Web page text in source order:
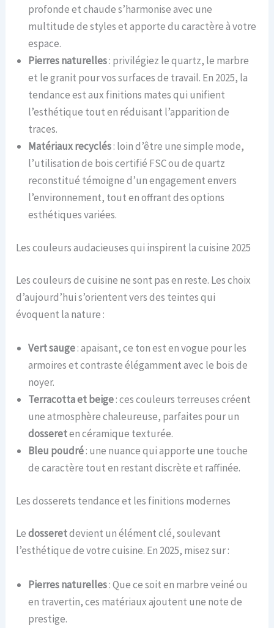
profonde et chaude s’harmonise avec une
multitude de styles et apporte du caractère à votre
espace.
Pierres naturelles: privilégiez le quartz, le marbre
et le granit pour vos surfaces de travail. En 2025, la
tendance est aux finitions mates qui unifient
l’esthétique tout en réduisant l’apparition de
traces.
Matériaux recyclés: loin d’être une simple mode,
l’utilisation de bois certifié FSC ou de quartz
reconstitué témoigne d’un engagement envers
l’environnement, tout en offrant des options
esthétiques variées.
Les couleurs audacieuses qui inspirent la cuisine 2025
Les couleurs de cuisine ne sont pas en reste. Les choix
d’aujourd’hui s’orientent vers des teintes qui
évoquent la nature :
Vert sauge: apaisant, ce ton est en vogue pour les
armoires et contraste élégamment avec le bois de
noyer.
Terracotta et beige: ces couleurs terreuses créent
une atmosphère chaleureuse, parfaites pour un
dossereten céramique texturée.
Bleu poudré: une nuance qui apporte une touche
de caractère tout en restant discrète et raffinée.
Les dosserets tendance et les finitions modernes
Ledosseretdevient un élément clé, soulevant
l’esthétique de votre cuisine. En 2025, misez sur :
Pierres naturelles: Que ce soit en marbre veiné ou
en travertin, ces matériaux ajoutent une note de
prestige.